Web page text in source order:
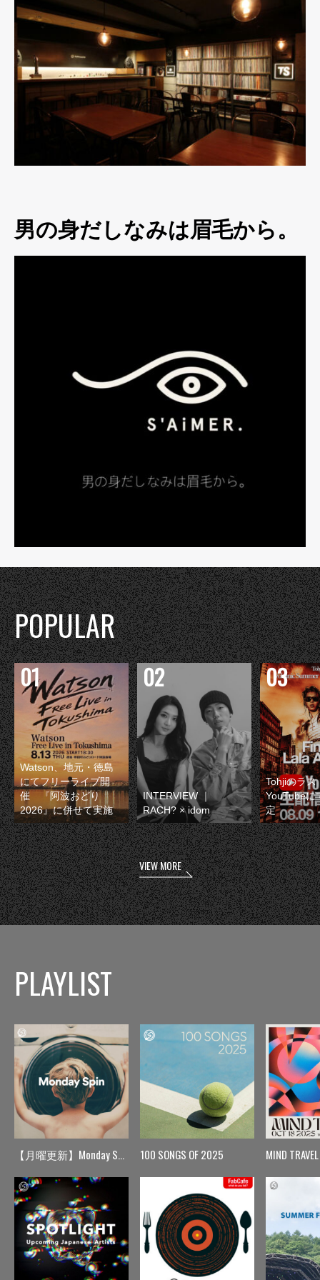
男の身だしなみは眉毛から。
POPULAR
Watson、地元・徳島
にてフリーライブ開
催 『阿波おどり
2026』に併せて実施
INTERVIEW ｜
RACH? × idom
Tohjiのラス
YouTubeに
定
VIEW MORE
PLAYLIST
【月曜更新】Monday Spin 100 SONGS OF 2025 MIND TRAVEL